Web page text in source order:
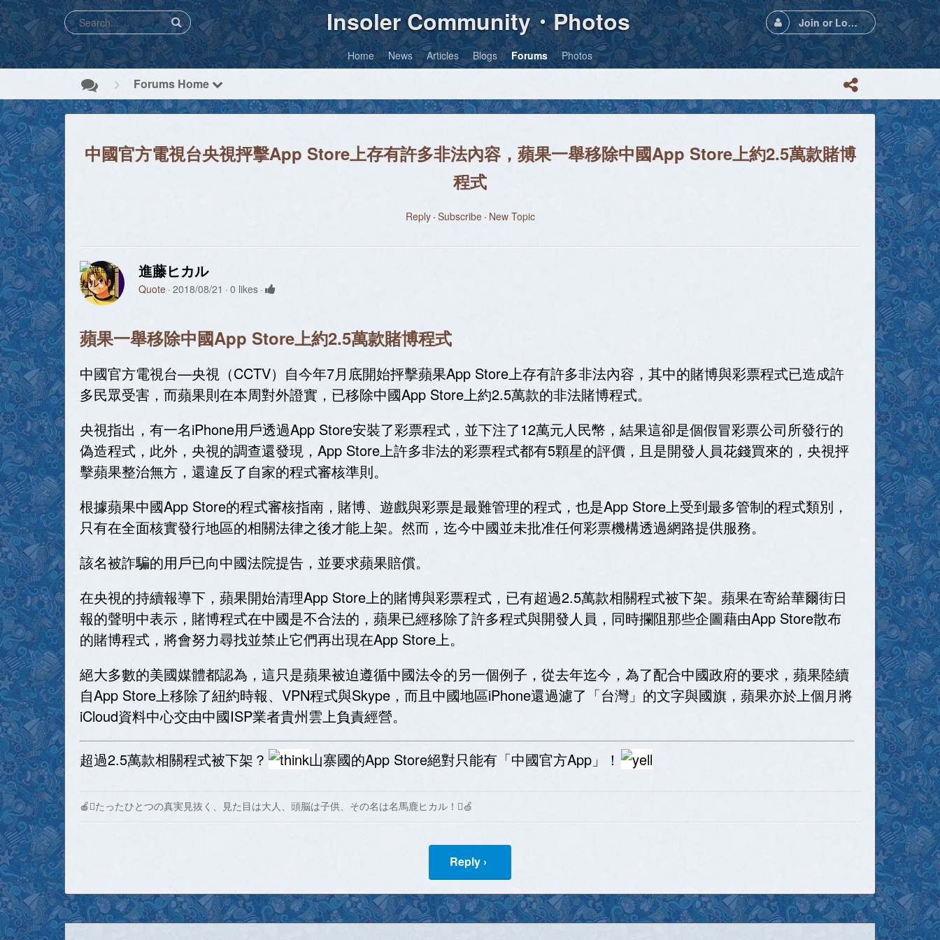
Insoler Community・Photos Join or Login
Home News Articles Blogs Forums Photos
Forums Home
中國官方電視台央視抨擊App Store上存有許多非法內容，蘋果一舉移除中國App Store上約2.5萬款賭博
程式
Reply Subscribe New Topic
進藤ヒカル
Quote 2018/08/21 0 likes
蘋果一舉移除中國App Store上約2.5萬款賭博程式
中國官方電視台—央視（CCTV）自今年7月底開始抨擊蘋果App Store上存有許多非法內容，其中的賭博與彩票程式已造成許
多民眾受害，而蘋果則在本周對外證實，已移除中國App Store上約2.5萬款的非法賭博程式。
央視指出，有一名iPhone用戶透過App Store安裝了彩票程式，並下注了12萬元人民幣，結果這卻是個假冒彩票公司所發行的
偽造程式，此外，央視的調查還發現，App Store上許多非法的彩票程式都有5顆星的評價，且是開發人員花錢買來的，央視抨
擊蘋果整治無方，還違反了自家的程式審核準則。
根據蘋果中國App Store的程式審核指南，賭博、遊戲與彩票是最難管理的程式，也是App Store上受到最多管制的程式類別，
只有在全面核實發行地區的相關法律之後才能上架。然而，迄今中國並未批准任何彩票機構透過網路提供服務。
該名被詐騙的用戶已向中國法院提告，並要求蘋果賠償。
在央視的持續報導下，蘋果開始清理App Store上的賭博與彩票程式，已有超過2.5萬款相關程式被下架。蘋果在寄給華爾街日
報的聲明中表示，賭博程式在中國是不合法的，蘋果已經移除了許多程式與開發人員，同時攔阻那些企圖藉由App Store散布
的賭博程式，將會努力尋找並禁止它們再出現在App Store上。
絕大多數的美國媒體都認為，這只是蘋果被迫遵循中國法令的另一個例子，從去年迄今，為了配合中國政府的要求，蘋果陸續
自App Store上移除了紐約時報、VPN程式與Skype，而且中國地區iPhone還過濾了「台灣」的文字與國旗，蘋果亦於上個月將
iCloud資料中心交由中國ISP業者貴州雲上負責經營。
超過2.5萬款相關程式被下架？ 山寨國的App Store絕對只能有「中國官方App」！
🍎たったひとつの真実見抜く、見た目は大人、頭脳は子供、その名は名馬鹿ヒカル！🍏
Reply ›